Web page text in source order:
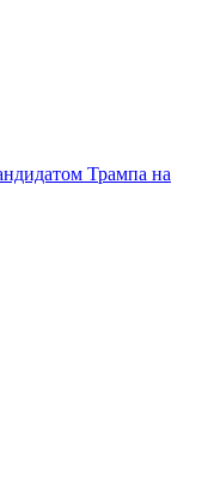
Трампа на